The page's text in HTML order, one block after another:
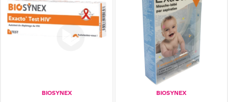
BIOSYNEX
BIOSYNEX